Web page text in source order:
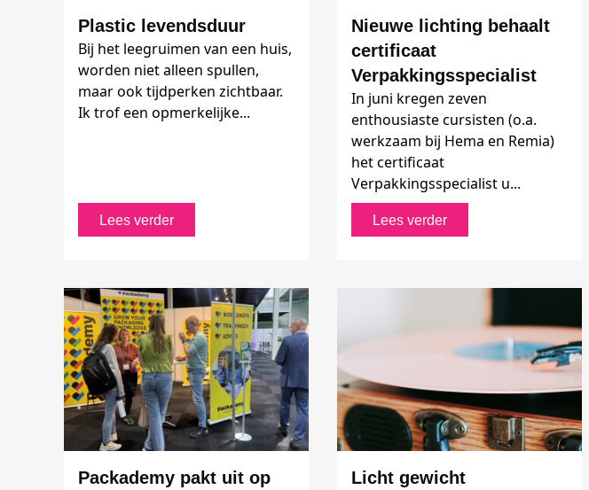
Plastic levendsduur
Bij het leegruimen van een huis,
worden niet alleen spullen,
maar ook tijdperken zichtbaar.
Ik trof een opmerkelijke...
Lees verder
Nieuwe lichting behaalt
certificaat
Verpakkingsspecialist
In juni kregen zeven
enthousiaste cursisten (o.a.
werkzaam bij Hema en Remia)
het certificaat
Verpakkingsspecialist u...
Lees verder
Packademy pakt uit op
Licht gewicht